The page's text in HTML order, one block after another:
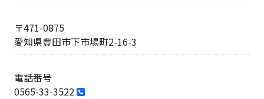
〒471-0875
愛知県豊田市下市場町2-16-3
電話番号
0565-33-3522